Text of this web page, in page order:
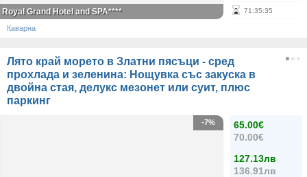
71 :35:35
Royal Grand Hotel and SPA****
Каварна
Лято край морето в Златни пясъци - сред
прохлада и зеленина: Нощувка със закуска в
двойна стая, делукс мезонет или суит, плюс
паркинг
65.00€
70.00€
127.13лв
136.91лв
-7%